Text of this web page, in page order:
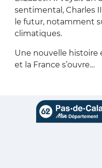
sentimental, Charles
le futur, notamment
climatiques.
Une nouvelle histoire
et la France s’ouvre…